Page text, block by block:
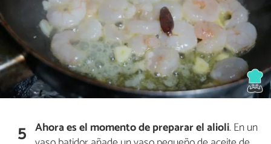
5 Ahora es el momento de preparar el alioli. En un